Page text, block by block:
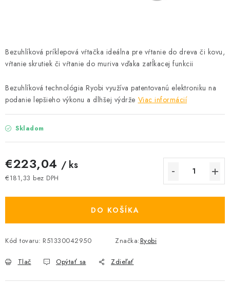
Bezuhlíková príklepová vŕtačka ideálna pre vŕtanie do dreva či kovu,
vŕtanie skrutiek či vŕtanie do muriva vďaka zatĺkacej funkcii
Bezuhlíková technológia Ryobi využíva patentovanú elektroniku na
podanie lepšieho výkonu a dlhšej výdrže Viac informácií
Skladom
€223,04 / ks
€181,33 bez DPH
DO KOŠÍKA
Kód tovaru: R51330042950 Značka:Ryobi
Tlač Opýtať sa Zdieľať